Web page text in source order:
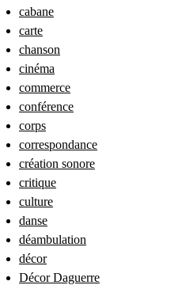
cabane
carte
chanson
cinéma
commerce
conférence
corps
correspondance
création sonore
critique
culture
danse
déambulation
décor
Décor Daguerre